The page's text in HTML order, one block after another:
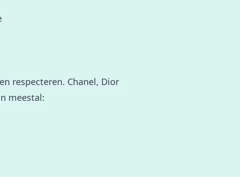
respecteren. Chanel, Dior
meestal: